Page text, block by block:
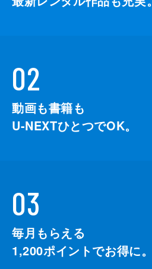
02
動画も書籍も
U-NEXTひとつでOK。
03
毎月もらえる
1,200ポイントでお得に。